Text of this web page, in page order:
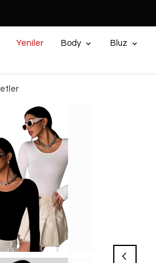
Yeniler Body Bluz